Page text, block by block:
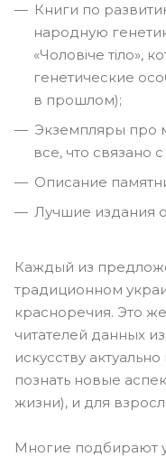
Книги по
народную
«Чоловіче тіло»,
генетические
в прошлом);
Экземпляры про
все, что связано
Описание
Лучшие издания
Каждый из
традиционном
красноречия. Это
читателей данных
искусству
познать новые
жизни), и для
Многие подбирают